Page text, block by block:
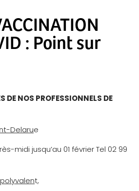
: Point sur
DE NOS PROFESSIONNELS DE
Delarue
midi jusqu’au 01 février Tel 02 99
t,